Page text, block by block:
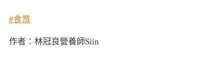
#食育
作者：林冠良營養師Siin